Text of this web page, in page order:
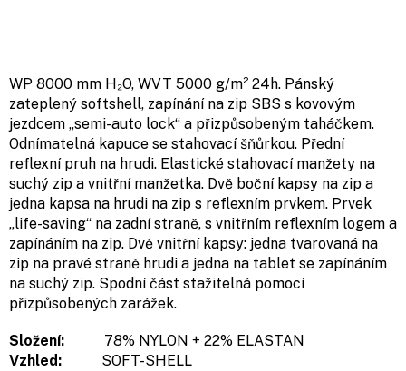
WP 8000 mm H₂O, WVT 5000 g/m² 24h. Pánský
zateplený softshell, zapínání na zip SBS s kovovým
jezdcem „semi-auto lock“ a přizpůsobeným taháčkem.
Odnímatelná kapuce se stahovací šňůrkou. Přední
reflexní pruh na hrudi. Elastické stahovací manžety na
suchý zip a vnitřní manžetka. Dvě boční kapsy na zip a
jedna kapsa na hrudi na zip s reflexním prvkem. Prvek
„life-saving“ na zadní straně, s vnitřním reflexním logem a
zapínáním na zip. Dvě vnitřní kapsy: jedna tvarovaná na
zip na pravé straně hrudi a jedna na tablet se zapínáním
na suchý zip. Spodní část stažitelná pomocí
přizpůsobených zarážek.
Složení:
78% NYLON + 22% ELASTAN
Vzhled:
SOFT-SHELL